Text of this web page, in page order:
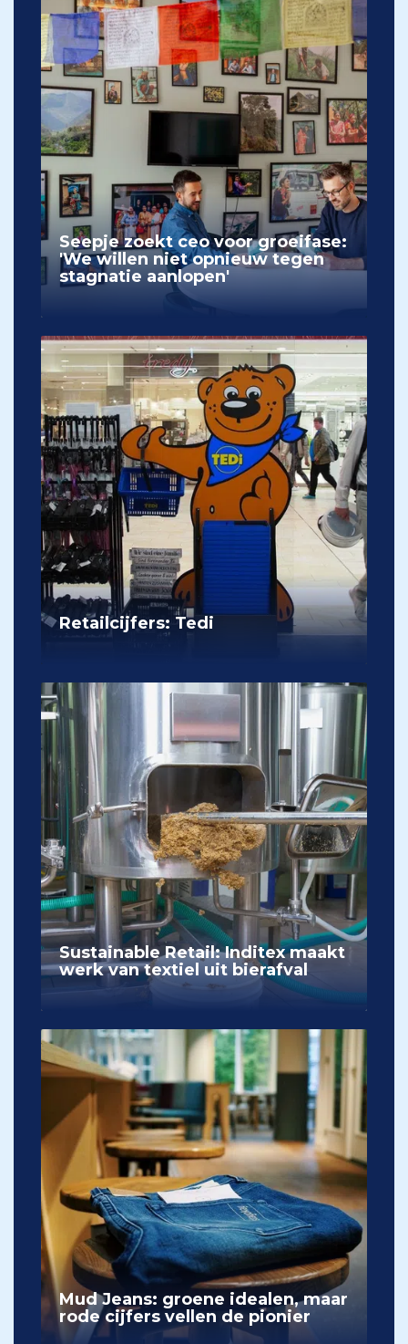
Seepje zoekt ceo voor groeifase:
'We willen niet opnieuw tegen
stagnatie aanlopen'
Retailcijfers: Tedi
Sustainable Retail: Inditex maakt
werk van textiel uit bierafval
Mud Jeans: groene idealen, maar
rode cijfers vellen de pionier